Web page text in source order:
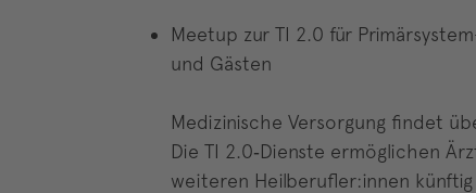
Meetup zur TI 2.0 für
und Gästen
Medizinische Versorgung findet
Die TI 2.0‑Dienste ermöglichen
weiteren Heilberufler:innen